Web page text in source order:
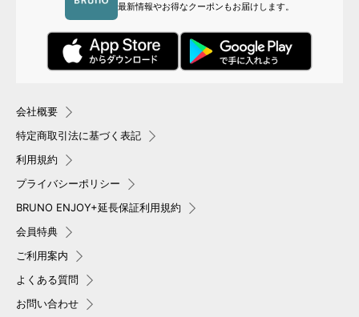
最新情報やお得なクーポンもお届けします。
会社概要
特定商取引法に基づく表記
利用規約
プライバシーポリシー
BRUNO ENJOY+延長保証利用規約
会員特典
ご利用案内
よくある質問
お問い合わせ